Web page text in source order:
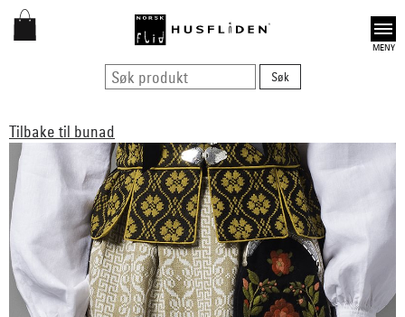
Open
Tilbake til bunad